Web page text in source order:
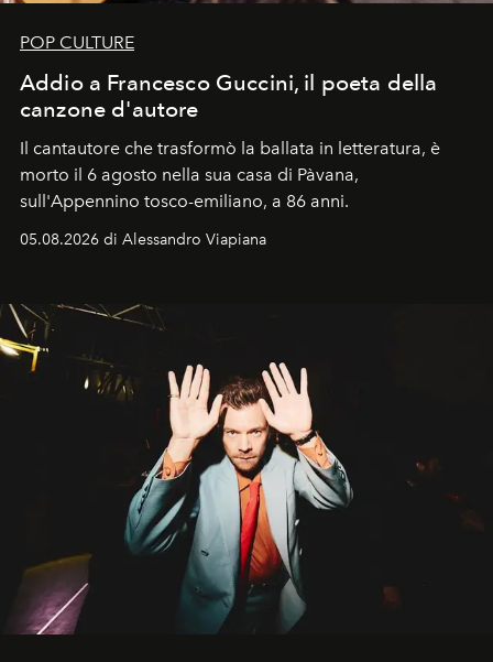
POP CULTURE
Addio a Francesco Guccini, il poeta della
canzone d'autore
Il cantautore che trasformò la ballata in letteratura, è
morto il 6 agosto nella sua casa di Pàvana,
sull'Appennino tosco-emiliano, a 86 anni.
05.08.2026 di Alessandro Viapiana